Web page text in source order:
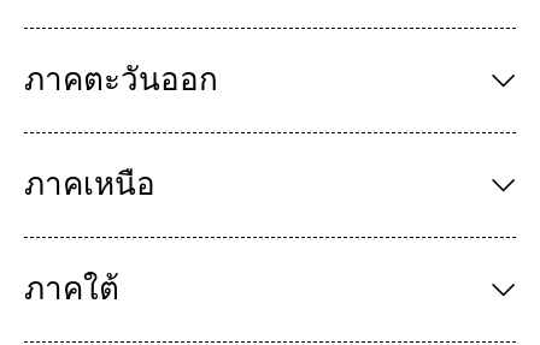
ภาคตะวันออก
ภาคเหนือ
ภาคใต้